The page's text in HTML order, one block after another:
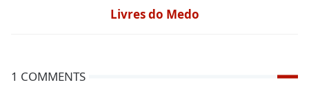
Livres do Medo
1 COMMENTS